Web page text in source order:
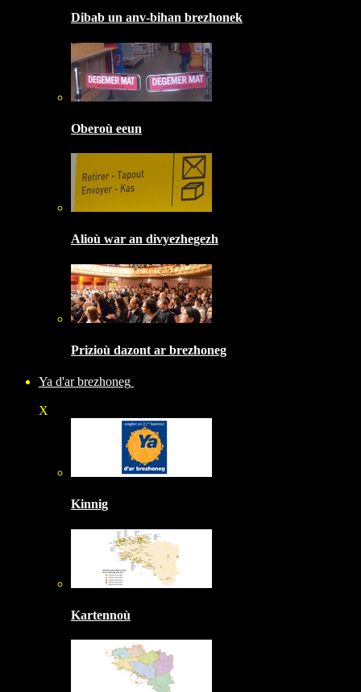
Dibab un anv-bihan brezhonek
Oberoù eeun
Alioù war an divyezhegezh
Prizioù dazont ar brezhoneg
Ya d'ar brezhoneg
X
Kinnig
Kartennoù